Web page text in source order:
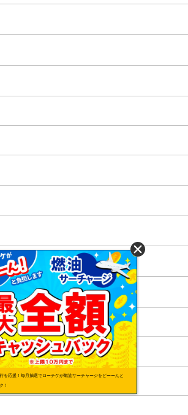
を応援！毎月抽選でローチケが燃油サーチャージをどーーんと
！